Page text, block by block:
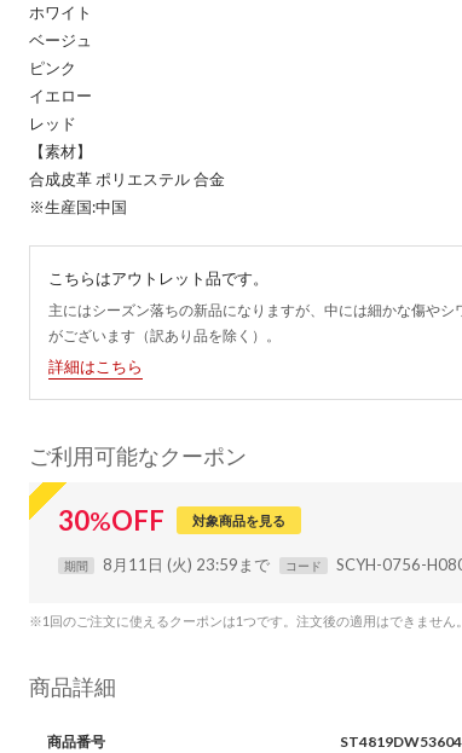
ホワイト
ベージュ
ピンク
イエロー
レッド
【素材】
合成皮革 ポリエステル 合金
※生産国:中国
こちらはアウトレット品です。
主にはシーズン落ちの新品になりますが、中には細かな傷やシ
がございます（訳あり品を除く）。
詳細はこちら
ご利用可能なクーポン
30%OFF 対象商品を見る
期間 8月11日 (火) 23:59まで コード SCYH-0756-
※1回のご注文に使えるクーポンは1つです。注文後の適用はできません。
商品詳細
商品番号 ST4819DW53604